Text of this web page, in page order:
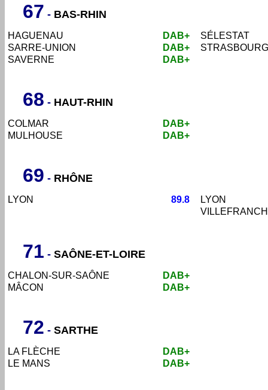
67 - BAS-RHIN
HAGUENAU DAB+
SÉLESTAT
SARRE-UNION
DAB+
STRASBOURG
SAVERNE
DAB+
68 - HAUT-RHIN
COLMAR
DAB+
MULHOUSE
DAB+
69 - RHÔNE
LYON 89.8
LYON
71 - SAÔNE-ET-LOIRE
CHALON-SUR-SAÔNE
DAB+
MÂCON
DAB+
72 - SARTHE
LA FLÈCHE
DAB+
LE MANS
DAB+